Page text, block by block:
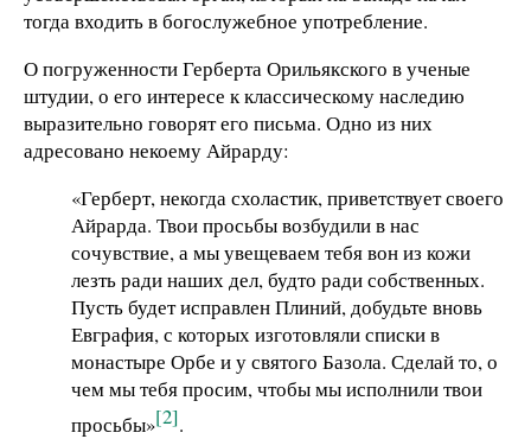
тогда входить в богослужебное употребление.
О погруженности Герберта Орильякского в ученые
штудии, о его интересе к классическому наследию
выразительно говорят его письма. Одно из них
адресовано некоему Айрарду:
«Герберт, некогда схоластик, приветствует своего
Айрарда. Твои просьбы возбудили в нас
сочувствие, а мы увещеваем тебя вон из кожи
лезть ради наших дел, будто ради собственных.
Пусть будет исправлен Плиний, добудьте вновь
Евграфия, с которых изготовляли списки в
монастыре Орбе и у святого Базола. Сделай то, о
чем мы тебя просим, чтобы мы исполнили твои
просьбы»[2].